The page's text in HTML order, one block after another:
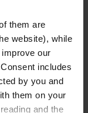
them are
website), while
our
includes
by you and
them on your
and the
Familie der
der sich
bis nach Afrika
ein eigenes